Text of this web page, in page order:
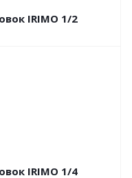
IRIMO 1/2
IRIMO 1/4